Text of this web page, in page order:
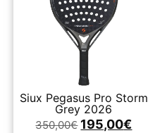
Siux Pegasus Pro Storm
Grey 2026
350,00€ 195,00€